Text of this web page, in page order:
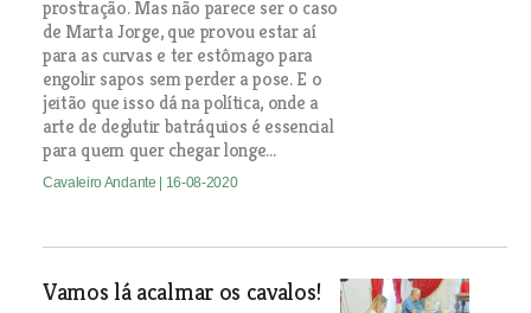
prostração. Mas não parece ser o caso
de Marta Jorge, que provou estar aí
para as curvas e ter estômago para
engolir sapos sem perder a pose. E o
jeitão que isso dá na política, onde a
arte de deglutir batráquios é essencial
para quem quer chegar longe...
Cavaleiro Andante | 16-08-2020
Vamos lá acalmar os cavalos!